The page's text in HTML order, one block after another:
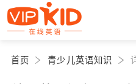
首页 青少儿英语知识